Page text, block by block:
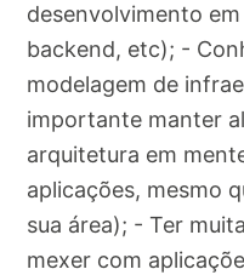
desenvolvimento
backend, etc); -
modelagem de
importante manter
arquitetura em
aplicações, mesmo
sua área); - Ter
mexer com